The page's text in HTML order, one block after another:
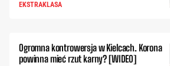
EKSTRAKLASA
Ogromna kontrowersja w Kielcach. Korona
powinna mieć rzut karny? [WIDEO]